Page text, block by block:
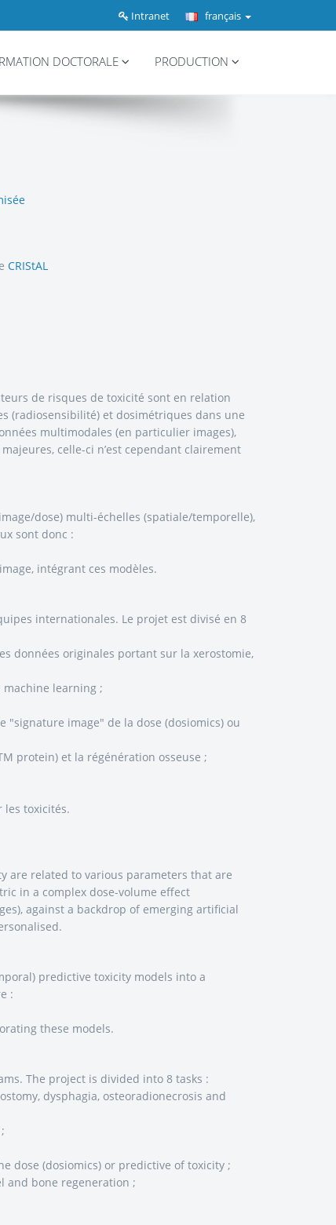
français
Intranet
DOCTORALE PRODUCTION
CRIStAL
de risques de toxicité sont en relation
(radiosensibilité) et dosimétriques dans une
multimodales (en particulier images),
celle-ci n’est cependant clairement
dose) multi-échelles (spatiale/temporelle),
sont donc :
intégrant ces modèles.
internationales. Le projet est divisé en 8
données originales portant sur la xerostomie,
learning ;
"signature image" de la dose (dosiomics) ou
protein) et la régénération osseuse ;
les toxicités.
are related to various parameters that are
in a complex dose-volume effect
against a backdrop of emerging artificial
predictive toxicity models into a
:
these models.
The project is divided into 8 tasks :
dysphagia, osteoradionecrosis and
dose (dosiomics) or predictive of toxicity ;
and bone regeneration ;